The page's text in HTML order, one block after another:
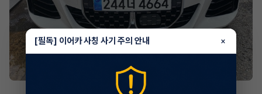
[필독] 이어카 사칭 사기 주의 안내 ×